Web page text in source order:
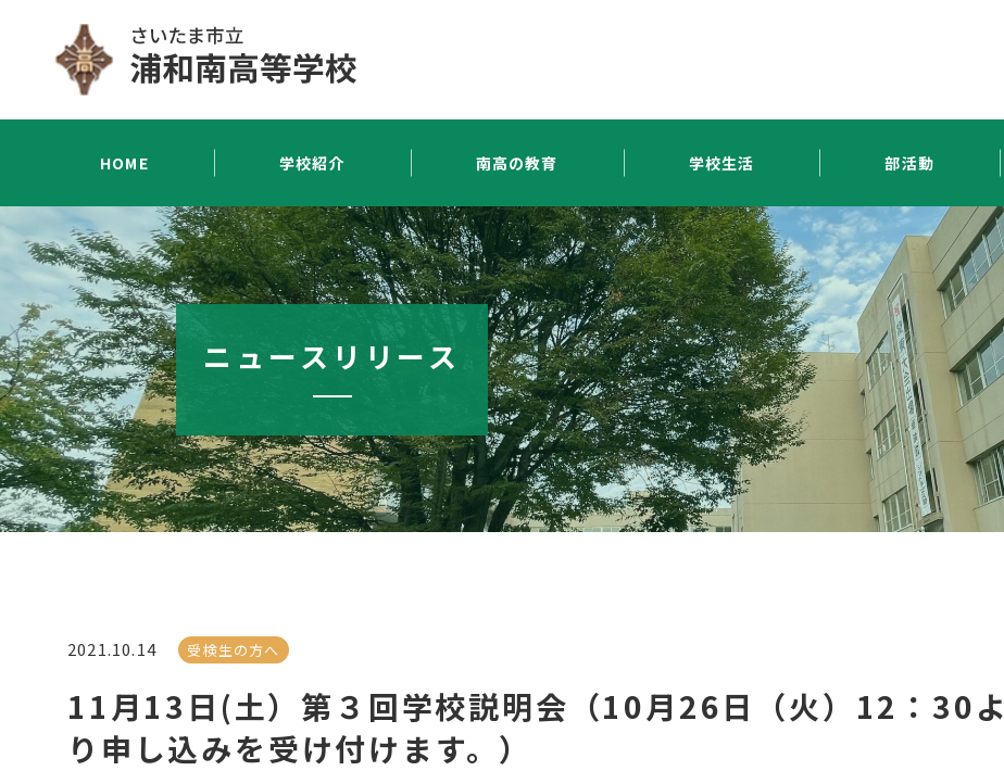
HOME 学校紹介 南高の教育 学校生活 部活動
ニュースリリース
2021.10.14 受検生の方へ
11月13日(土）第３回学校説明会（10月26日（火）12：30よ
り申し込みを受け付けます。）